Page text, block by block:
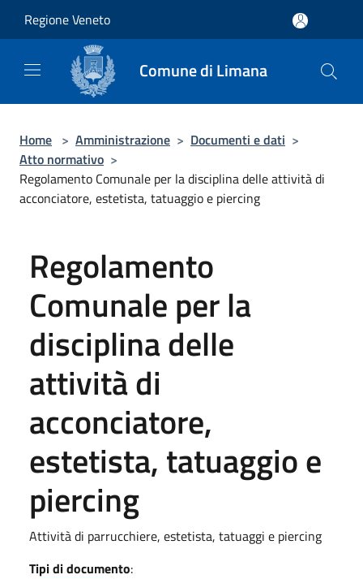
Regione Veneto
Comune di Limana
Home > Amministrazione > Documenti e dati >
Atto normativo >
Regolamento Comunale per la disciplina delle attività di
acconciatore, estetista, tatuaggio e piercing
Regolamento
Comunale per la
disciplina delle
attività di
acconciatore,
estetista, tatuaggio e
piercing
Attività di parrucchiere, estetista, tatuaggi e piercing
Tipi di documento: